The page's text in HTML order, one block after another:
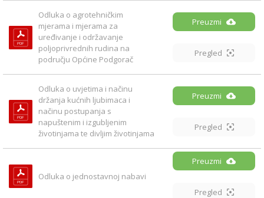
Odluka o agrotehničkim
mjerama i mjerama za
uređivanje i održavanje
poljoprivrednih rudina na
području Općine Podgorač
Preuzmi
Pregled
Odluka o uvjetima i načinu
držanja kućnih ljubimaca i
načinu postupanja s
napuštenim i izgubljenim
životinjama te divljim životinjama
Preuzmi
Pregled
Odluka o jednostavnoj nabavi
Preuzmi
Pregled